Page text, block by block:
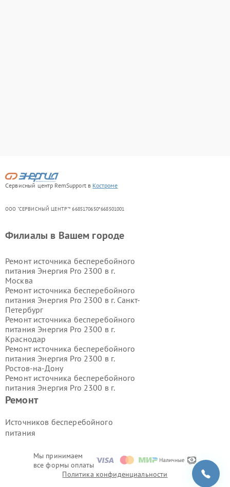
Сервисный центр RemSupport в Костроме
ООО "СЕРВИСНЫЙ ЦЕНТР"* 6685170650*668501001
Мы принимаем
все формы оплаты
Ремонт
Источников бесперебойного
питания
Филиалы в Вашем городе
Ремонт источника бесперебойного
питания Энергия Pro 2300 в г.
Москва
Ремонт источника бесперебойного
питания Энергия Pro 2300 в г. Санкт-
Петербург
Ремонт источника бесперебойного
питания Энергия Pro 2300 в г.
Краснодар
Ремонт источника бесперебойного
питания Энергия Pro 2300 в г.
Ростов-на-Дону
Ремонт источника бесперебойного
питания Энергия Pro 2300 в г.
Нижний Новгород
питания Энергия Pro 2300 в г.
Новосибирск
Ремонт источника бесперебойного
Екатеринбург
Ремонт источника бесперебойного
питания Энергия Pro 2300 в г.Казань
Политика конфиденциальности